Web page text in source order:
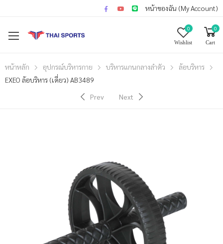
หน้าของฉัน (My Account)
0
Wishlist
0
Cart
หน้าหลัก อุปกรณ์บริหารกาย บริหารแกนกลางลำตัว
ล้อบริหาร
EXEO ล้อบริหาร (เดี่ยว) AB3489
Prev
Next